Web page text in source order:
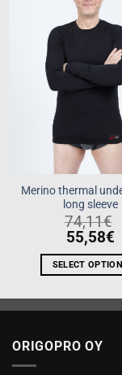
Merino thermal
long sleeve
74,11€
55,58€
SELECT
ORIGOPRO OY